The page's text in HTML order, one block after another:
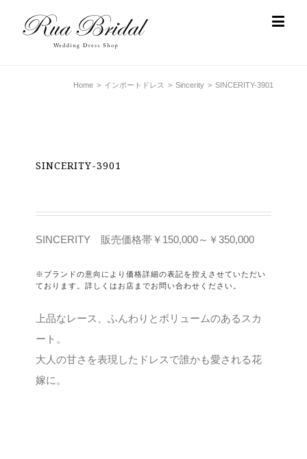
Home > インポートドレス > Sincerity > SINCERITY-3901
SINCERITY-3901
SINCERITY 販売価格帯￥150,000～￥350,000
※ブランドの意向により価格詳細の表記を控えさせていただい
ております。詳しくはお店までお問い合わせください。
上品なレース、ふんわりとボリュームのあるスカ
ート。
大人の甘さを表現したドレスで誰かも愛される花
嫁に。